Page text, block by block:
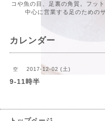
コや魚の目、足裏の角質。フッ
中心に営業する足のための
カレンダー
空 2017-12-02 (土)
9-11時半